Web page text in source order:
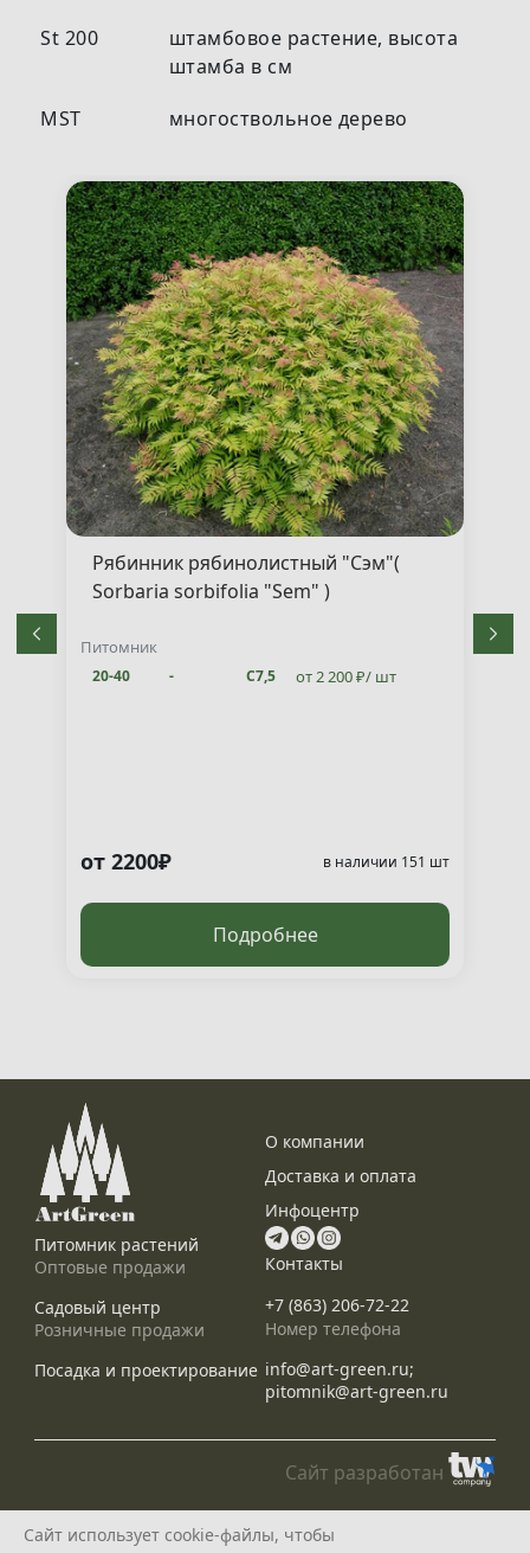
Сайт использует cookie-файлы, чтобы
St 200
штамбовое растение, высота
штамба в см
MST
многоствольное дерево
Рябинник рябинолистный "Сэм"(
Sorbaria sorbifolia "Sem" )
Питомник
20-40 - С7,5 от 2 200 ₽/ шт
от 2200₽ в наличии 151 шт
Подробнее
Питомник растений
Оптовые продажи
Садовый центр
Розничные продажи
Посадка и проектирование
О компании
Доставка и оплата
Инфоцентр
Контакты
+7 (863) 206-72-22
Номер телефона
info@art-green.ru;
pitomnik@art-green.ru
© ARTGREEN, 2015-2026
*Данное предложение не является публичной офертой, определяемой
Сайт разработан